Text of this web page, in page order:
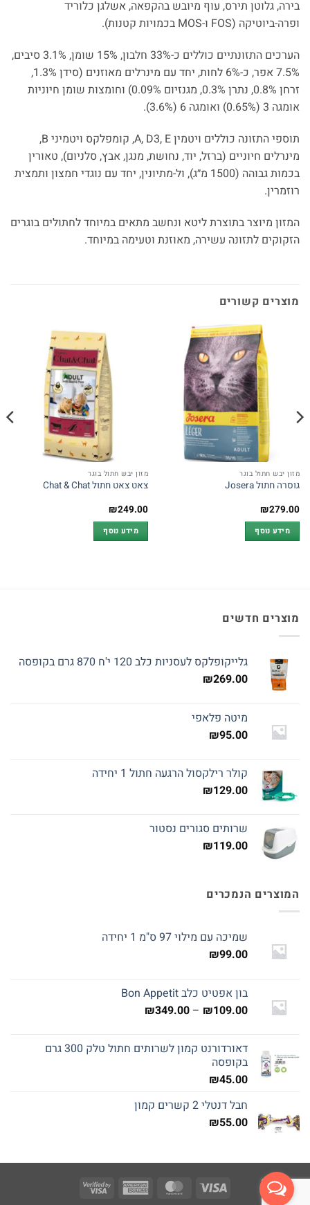
בירה, גלוטן תירס, עוף מיובש בהקפאה, אשלגן כלוריד
ופרה-ביוטיקה (FOS ו-MOS בכמויות קטנות).
הערכים התזונתיים כוללים כ-33% חלבון, 15% שומן, 3.1% סיבים,
7.5% אפר, כ-6% לחות, יחד עם מינרלים מאוזנים (סידן 1.3%,
זרחן 0.8%, נתרן 0.3%, מגנזיום 0.09%) וחומצות שומן חיוניות
אומגה 3 (0.65%) ואומגה 6 (3.6%).
תוספי התזונה כוללים ויטמין A, D3, E, קומפלקס ויטמיני B,
מינרלים חיוניים (ברזל, יוד, נחושת, מנגן, אבץ, סלניום), טאורין
בכמות גבוהה (1500 מ״ג), ול-מתיונין, יחד עם נוגדי חמצון ותמצית
רוזמרין.
המזון מיוצר בתוצרת ליטא ונחשב מתאים במיוחד לחתולים בוגרים
הזקוקים לתזונה עשירה, מאוזנת וטעימה במיוחד.
מוצרים קשורים
מזון יבש חתול בוגר
גוסרה חתול Josera
₪279.00
מידע נוסף
מזון יבש חתול בוגר
צאט צאט חתול Chat & Chat
₪249.00
מידע נוסף
מוצרים חדשים
גלייקופלקס לעסניות כלב 120 י'ח 870 גרם בקופסה
₪269.00
מיטה פלאפי
₪95.00
קולר רילקסול הרגעה חתול 1 יחידה
₪129.00
שרותים סגורים נסטור
₪119.00
המוצרים הנמכרים
שמיכה עם מילוי 97 ס"מ 1 יחידה
₪99.00
בון אפטיט כלב Bon Appetit
₪109.00
–
₪349.00
עד
דאורדורנט קמון לשרותים חתול טלק 300 גרם
בקופסה
₪45.00
חבל דנטלי 2 קשרים קמון
₪55.00
Visa
MasterCard
American
Visa